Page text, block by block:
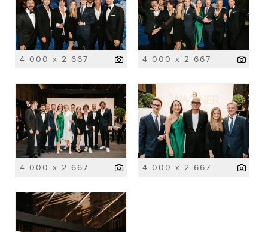
4 000 x 2 667 4 000 x 2 667
4 000 x 2 667 4 000 x 2 667